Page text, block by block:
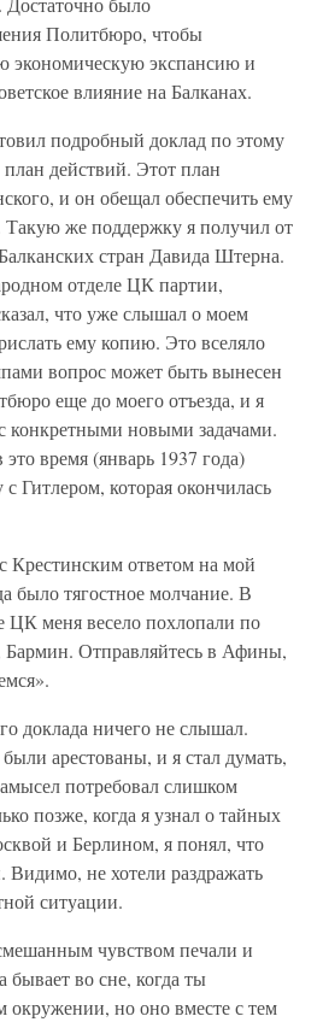
Политбюро, чтобы
экономическую экспансию и
влияние на Балканах.
подробный доклад по этому
действий. Этот план
и он обещал обеспечить ему
Такую же поддержку я получил от
стран Давида Штерна.
отделе ЦК партии,
что уже слышал о моем
ему копию. Это вселяло
вопрос может быть вынесен
еще до моего отъезда, и я
новыми задачами.
время (январь 1937 года)
Гитлером, которая окончилась
Крестинским ответом на мой
было тягостное молчание. В
ЦК меня весело похлопали по
Бармин. Отправляйтесь в Афины,
доклада ничего не слышал.
арестованы, и я стал думать,
потребовал слишком
позже, когда я узнал о тайных
и Берлином, я понял, что
не хотели раздражать
ситуации.
чувством печали и
бывает во сне, когда ты
окружении, но оно вместе с тем